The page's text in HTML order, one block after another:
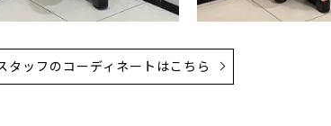
タッフのコーディネートはこちら